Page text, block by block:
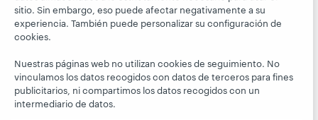
sitio. Sin embargo, eso puede afectar negativamente a su
experiencia. También puede personalizar su configuración de
cookies.
Nuestras páginas web no utilizan cookies de seguimiento. No
vinculamos los datos recogidos con datos de terceros para fines
publicitarios, ni compartimos los datos recogidos con un
intermediario de datos.